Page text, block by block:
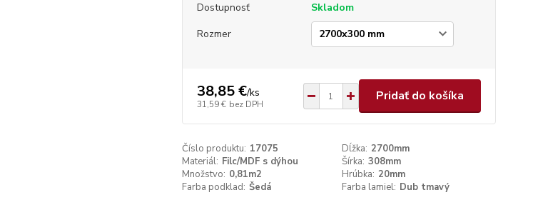
Dostupnosť
Skladom
Rozmer
38,85 €/ks
31,59 € bez DPH
Pridať do košíka
Číslo produktu: 17075 Dĺžka: 2700mm
Materiál: Filc/MDF s dýhou Šírka: 308mm
Množstvo: 0,81m2 Hrúbka: 20mm
Farba podklad: Šedá Farba lamiel: Dub tmavý